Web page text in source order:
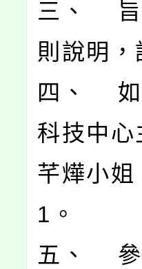
三、 旨
則說明，
四、 如
科技中
芊燁小
1。
五、 參